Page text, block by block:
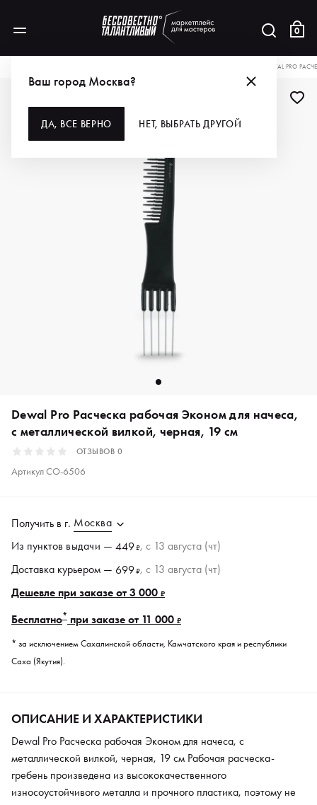
0
Ваш город Москва?
ДА, ВСЕ ВЕРНО НЕТ, ВЫБРАТЬ ДРУГОЙ
DEWAL PRO
Dewal Pro Расческа рабочая Эконом для начеса,
с металлической вилкой, черная, 19 см
ОТЗЫВОВ 0
АртикулCO-6506
Получить в г. Москва
Из пунктов выдачи — 449₽, c 13 августа (чт)
Доставка курьером — 699₽, c 13 августа (чт)
Дешевле при заказе от 3 000 ₽
Бесплатно* при заказе от 11 000 ₽
* за исключением Сахалинской области, Камчатского края и республики
Саха (Якутия).
ОПИСАНИЕ И ХАРАКТЕРИСТИКИ
Dewal Pro Расческа рабочая Эконом для начеса, с
металлической вилкой, черная, 19 см Рабочая расческа-
гребень произведена из высококачественного
износоустойчивого металла и прочного пластика, поэтому не